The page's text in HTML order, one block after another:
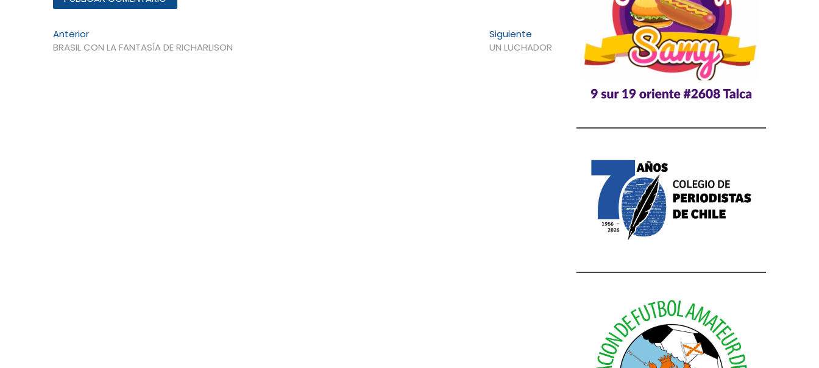
Navegación
de
AnteriorEntrada
anterior:
BRASIL CON LA FANTASÍA DE RICHARLISON
Siguiente
siguiente:
UN LUCHADOR